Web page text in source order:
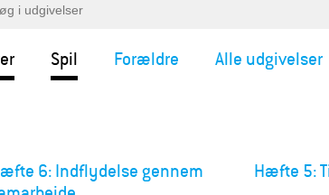
Spil Forældre
Alle udgivelser
6: Indflydelse gennem
Hæfte 5: